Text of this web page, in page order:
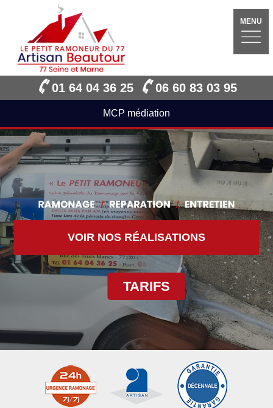
MENU
01 64 04 36 25 06 60 83 03 95
MCP médiation
VOIR NOS RÉALISATIONS
TARIFS